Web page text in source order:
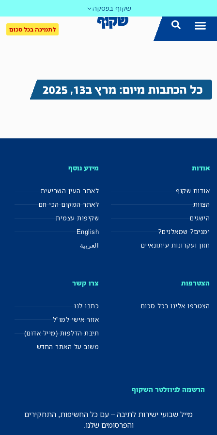
שקוף בפסקה
לתמיכה בכל סכום
כל הכתבות מיום: מרץ ב13, 2025
אודות
אודות שקוף
הצוות
הישגים
ימנים? שמאלנים?
חזון ועקרונות עיתונאיים
מידע נוסף
לאתר העין השביעית
לאתר המקום הכי חם
שקיפות עצמית
English
العربية
הצטרפות
הצטרפו אלינו בכל סכום
צרו קשר
כתבו לנו
אזור אישי למו"ל
תיבת הדלפות (מייל אדום)
משוב על האתר החדש
הרשמה לניוזלטר השקוף
מייל שבועי ישירות לתיבה – עם כל החשיפות, התחקירים
והפרסומים שלנו.